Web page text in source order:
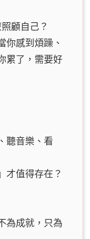
顧自己？
你感到煩躁、
累了，需要好
聽音樂、看
才值得存在？
為成就，只為